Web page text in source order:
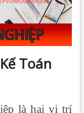
Toán
là hai vị trí